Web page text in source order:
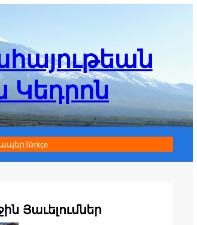
Կեդրոն
Türkçe
Յաւելումներ